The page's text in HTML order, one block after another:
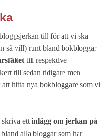
till för att vi ska
så vill) runt bland bokbloggar
till respektive
till sedan tidigare men
hitta nya bokbloggare som vi
skriva ett inlägg om jerkan på
alla bloggar som har